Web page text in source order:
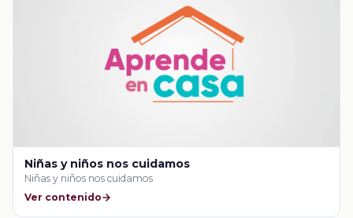
Niñas y niños nos cuidamos
Niñas y niños nos cuidamos
Ver contenido